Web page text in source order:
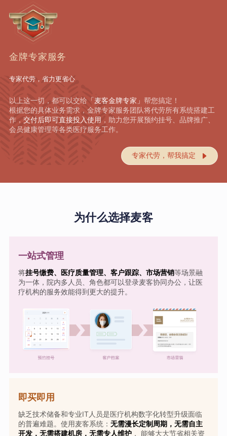
金牌专家服务
专家代劳，省力更省心
以上这一切，都可以交给「麦客金牌专家」 帮您搞定！
根据您的具体业务需求，金牌专家服务团队将代劳所有系统搭建工
作， 交付后即可直接投入使用 ，助力您开展预约挂号、品牌推广、
会员健康管理等各类医疗服务工作。
专家代劳，帮我搞定 
为什么选择麦客
一站式管理
将挂号缴费、医疗质量管理、客户跟踪、市场营销等场景融
为一体，院内多人员、角色都可以登录麦客协同办公，让医
疗机构的服务效能得到更大的提升。
即买即用
缺乏技术储备和专业IT人员是医疗机构数字化转型升级面临
的普遍难题。使用麦客系统： 无需漫长定制周期，无需自主
开发，无需搭建机房，无需专人维护， 能够大大节省相关资